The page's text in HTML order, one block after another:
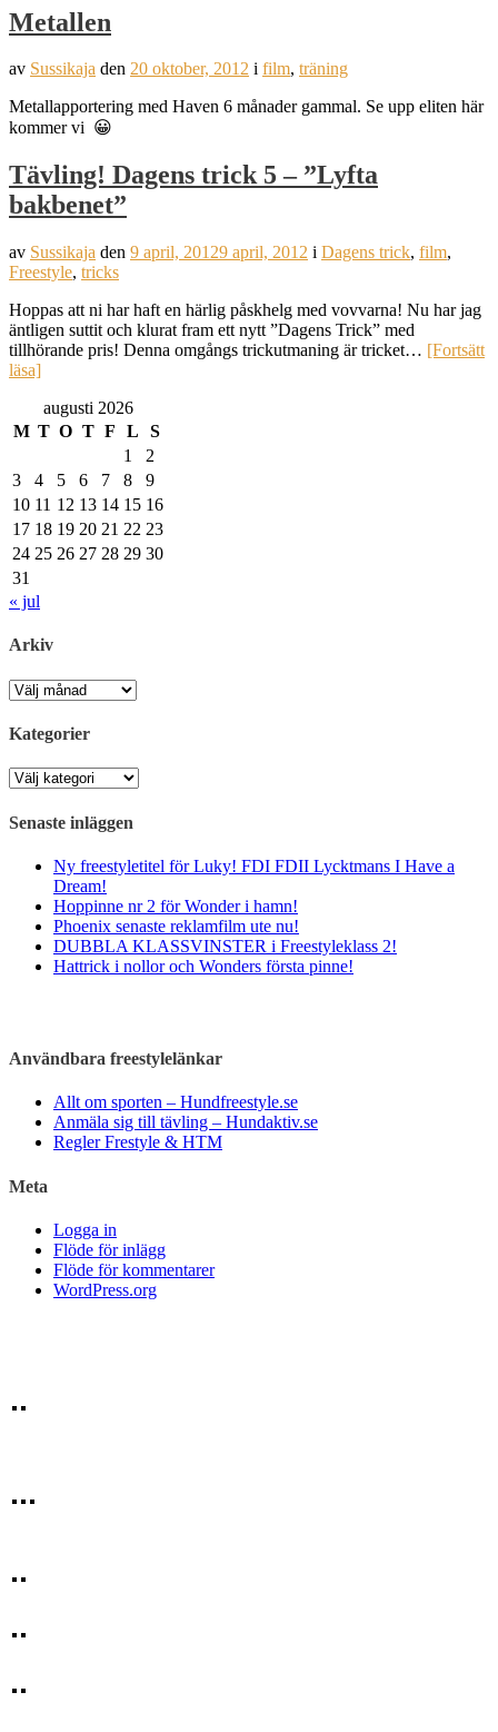
Metallen
av Sussikaja den 20 oktober, 2012 i film, träning
Metallapportering med Haven 6 månader gammal. Se upp eliten här
kommer vi 😀
Tävling! Dagens trick 5 – ”Lyfta
bakbenet”
av Sussikaja den 9 april, 20129 april, 2012 i Dagens trick, film,
Freestyle, tricks
Hoppas att ni har haft en härlig påskhelg med vovvarna! Nu har jag
äntligen suttit och klurat fram ett nytt ”Dagens Trick” med
tillhörande pris! Denna omgångs trickutmaning är tricket… [Fortsätt
läsa]
augusti 2026
M T O T F L
S
1
2
3
4 5 6 7 8
9
10 11 12 13 14 15 16
17 18 19 20 21 22 23
24 25 26 27 28 29 30
31
« jul
Arkiv
Arkiv
Kategorier
Kategorier
Senaste inläggen
Ny freestyletitel för Luky! FDI FDII Lycktmans I Have a
Dream!
Hoppinne nr 2 för Wonder i hamn!
Phoenix senaste reklamfilm ute nu!
DUBBLA KLASSVINSTER i Freestyleklass 2!
Hattrick i nollor och Wonders första pinne!
Användbara freestylelänkar
Allt om sporten – Hundfreestyle.se
Anmäla sig till tävling – Hundaktiv.se
Regler Frestyle & HTM
Meta
Logga in
Flöde för inlägg
Flöde för kommentarer
WordPress.org